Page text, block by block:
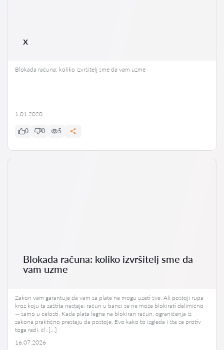
x
Blokada računa: koliko izvršitelj sme da vam uzme
1.01.2020
0 0 5
Blokada računa: koliko izvršitelj sme da
vam uzme
Zakon vam garantuje da vam sa plate ne mogu uzeti sve. Ali postoji rupa
kroz koju ta zaštita nestaje: račun u banci se ne može blokirati delimično
— samo u celosti. Kada plata legne na blokiran račun, ograničenja iz
zakona praktično prestaju da postoje. Evo kako to izgleda i šta se protiv
toga radi. čl. […]
16.07.2026